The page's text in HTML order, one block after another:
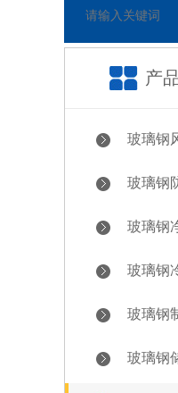
产
玻璃钢
玻璃钢
玻璃钢
玻璃钢
玻璃钢
玻璃钢